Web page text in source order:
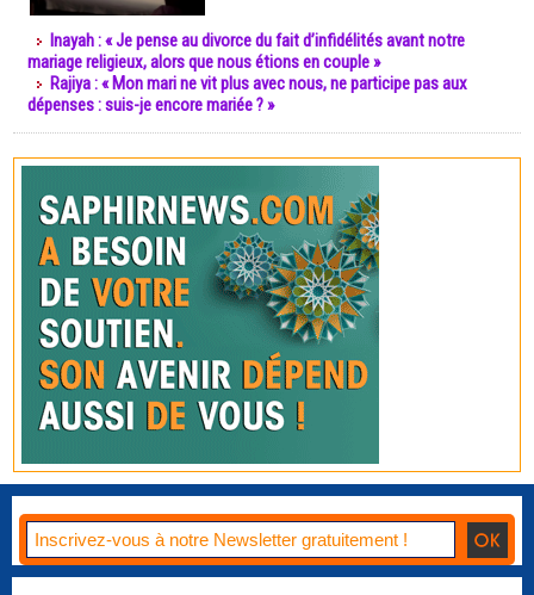
Inayah : « Je pense au divorce du fait d’infidélités avant notre
mariage religieux, alors que nous étions en couple »
Rajiya : « Mon mari ne vit plus avec nous, ne participe pas aux
dépenses : suis-je encore mariée ? »